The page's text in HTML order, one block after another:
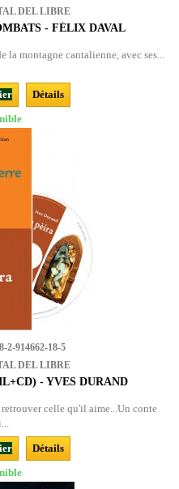
DEL LIBRE
- FÉLIX DAVAL
la montagne cantalienne, avec ses...
Détails
2-914662-18-5
DEL LIBRE
- YVES DURAND
celle qu'il aime...Un conte
Détails